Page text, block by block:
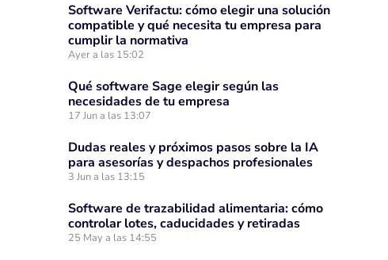
Software Verifactu: cómo elegir una solución
compatible y qué necesita tu empresa para
cumplir la normativa
Ayer a las 15:02
Qué software Sage elegir según las
necesidades de tu empresa
17 Jun a las 13:07
Dudas reales y próximos pasos sobre la IA
para asesorías y despachos profesionales
3 Jun a las 13:15
Software de trazabilidad alimentaria: cómo
controlar lotes, caducidades y retiradas
25 May a las 14:55